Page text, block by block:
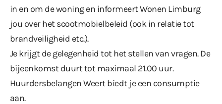
in en om de woning en informeert Wonen Limburg
jou over het scootmobielbeleid (ook in relatie tot
brandveiligheid etc.).
Je krijgt de gelegenheid tot het stellen van vragen. De
bijeenkomst duurt tot maximaal 21.00 uur.
Huurdersbelangen Weert biedt je een consumptie
aan.